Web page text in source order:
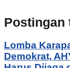
Postingan
Lomba
Demokrat,